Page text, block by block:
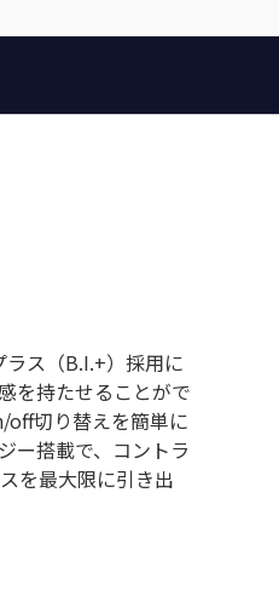
ス（B.I.+）採用に
を持たせることがで
off切り替えを簡単に
ー搭載で、コントラ
を最大限に引き出